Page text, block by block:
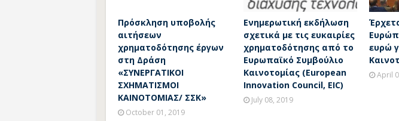
Πρόσκληση υποβολής
αιτήσεων
χρηματοδότησης έργων
στη Δράση
«ΣΥΝΕΡΓΑΤΙΚΟΙ
ΣΧΗΜΑΤΙΣΜΟΙ
ΚΑΙΝΟΤΟΜΙΑΣ/ ΣΣΚ»
October 01, 2019
Ενημερωτική εκδήλωση
σχετικά με τις ευκαιρίες
χρηματοδότησης από το
Ευρωπαϊκό Συμβούλιο
Καινοτομίας (European
Innovation Council, EIC)
July 08, 2019
ευρώ
April